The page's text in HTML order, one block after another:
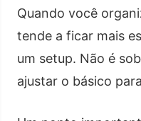
Quando você
tende a ficar mais
um setup. Não é
ajustar o básico